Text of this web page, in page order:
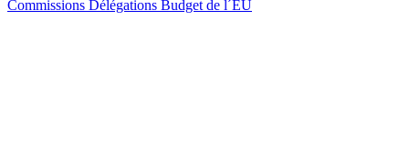
Commissions Délégations Budget de l´EU